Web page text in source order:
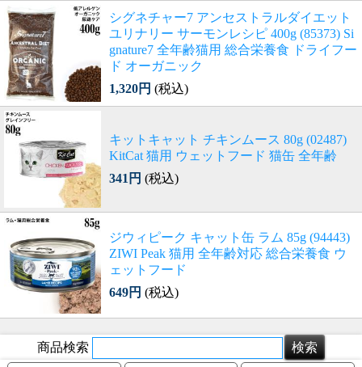
シグネチャー7 アンセストラルダイエット
ユリナリー サーモンレシピ 400g (85373) Si
gnature7 全年齢猫用 総合栄養食 ドライフー
ド オーガニック
1,320円 (税込)
キットキャット チキンムース 80g (02487)
KitCat 猫用 ウェットフード 猫缶 全年齢
341円 (税込)
ジウィピーク キャット缶 ラム 85g (94443)
ZIWI Peak 猫用 全年齢対応 総合栄養食 ウ
ェットフード
649円 (税込)
商品検索